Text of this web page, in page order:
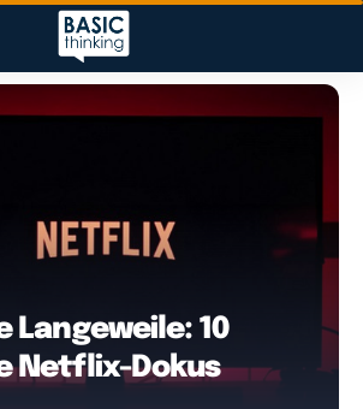
Langeweile: 10
Netflix-Dokus